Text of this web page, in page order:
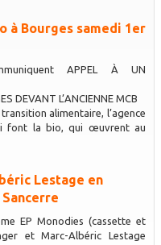
à Bourges samedi 1er
APPEL À UN
DEVANT L’ANCIENNE MCB
transition alimentaire, l’agence
font la bio, qui œuvrent au
Lestage en
EP Monodies (cassette et
et Marc-Albéric Lestage